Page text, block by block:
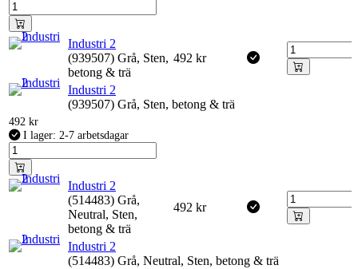
Industri 2
(939507) Grå, Sten,
betong & trä
492 kr
Industri 2
(939507) Grå, Sten, betong & trä
492 kr
I lager: 2-7 arbetsdagar
Industri 2
(514483) Grå,
Neutral, Sten,
betong & trä
492 kr
Industri 2
(514483) Grå, Neutral, Sten, betong & trä